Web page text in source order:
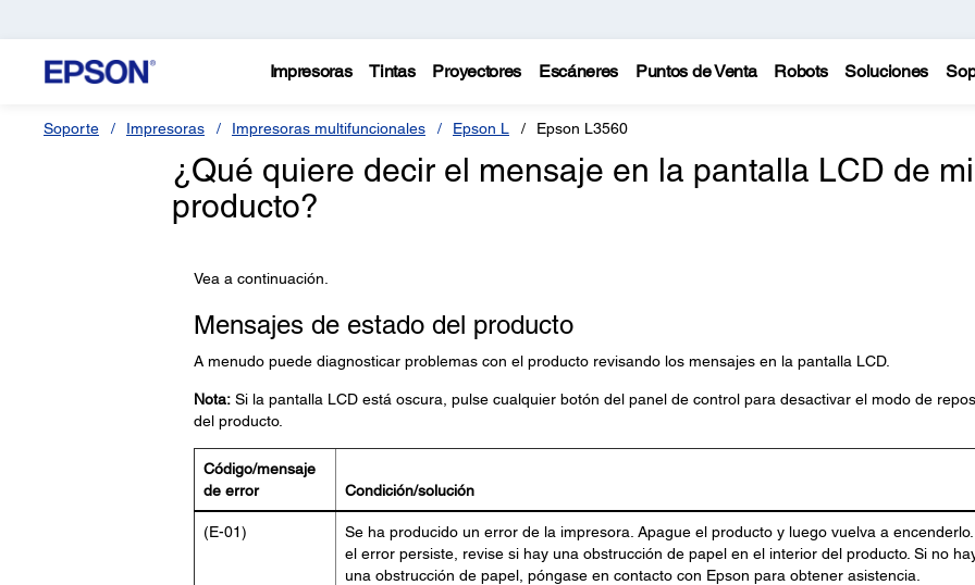
Impresoras Tintas Proyectores Escáneres Puntos de Venta Robots Soluciones
Soporte Impresoras Impresoras multifuncionales Epson L Epson L3560
¿Qué quiere decir el mensaje en la pantalla LCD de mi
producto?
Vea a continuación.
Mensajes de estado del producto
A menudo puede diagnosticar problemas con el producto revisando los mensajes en la pantalla LCD.
Nota:Si la pantalla LCD está oscura, pulse cualquier botón del panel de control para desactivar el modo de
del producto.
Código/mensaje
de error
Condición/solución
(E-01)
Se ha producido un error de la impresora. Apague el producto y luego vuelva a encenderlo.
el error persiste, revise si hay una obstrucción de papel en el interior del producto. Si no
una obstrucción de papel, póngase en contacto con Epson para obtener asistencia.